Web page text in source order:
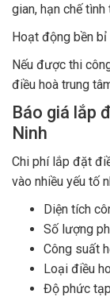
gian, hạn chế
Hoạt động bền bỉ
Nếu được thi
điều hoà trung
Báo giá lắp
Ninh
Chi phí lắp đặt
vào nhiều yếu tố
Diện tích
Số lượng
Công suất
Loại điều
Độ phức